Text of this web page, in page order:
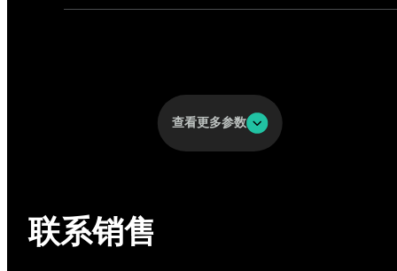
2.4 GHz / 5 GHz
查看更多参数
联系销售